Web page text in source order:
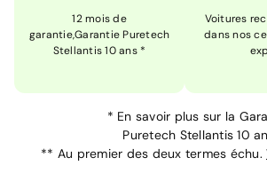
12 mois de
garantie,Garantie Puretech
Stellantis 10 ans *
Voitures
dans nos
* En savoir plus sur la
Puretech Stellantis 10
** Au premier des deux termes échu.